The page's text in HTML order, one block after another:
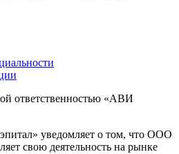
ответственностью «АВИ
уведомляет о том, что ООО
свою деятельность на рынке